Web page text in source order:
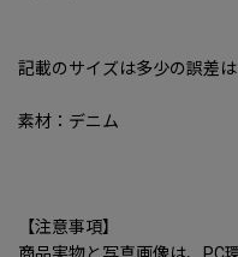
記載のサイズは多少の誤差は
素材：デニム
【注意事項】